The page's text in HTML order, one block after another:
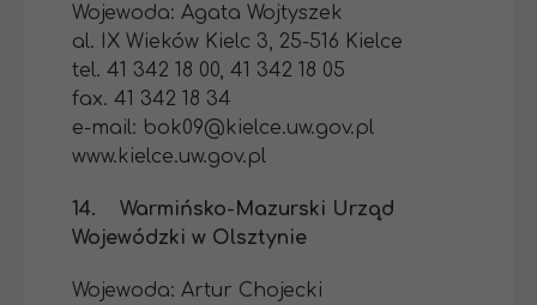
Wojewoda: Agata Wojtyszek
al. IX Wieków Kielc 3, 25-516 Kielce
tel. 41 342 18 00, 41 342 18 05
fax. 41 342 18 34
e-mail: bok09@kielce.uw.gov.pl
www.kielce.uw.gov.pl
14. Warmińsko-Mazurski Urząd
Wojewódzki w Olsztynie
Wojewoda: Artur Chojecki